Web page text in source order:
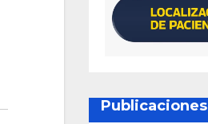
Publicaciones